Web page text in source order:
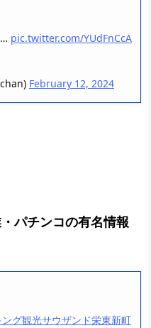
pic.twitter.com/YUdFnCcA
February 12, 2024
パチンコの有名情報
グ観光サウザンド栄東新町